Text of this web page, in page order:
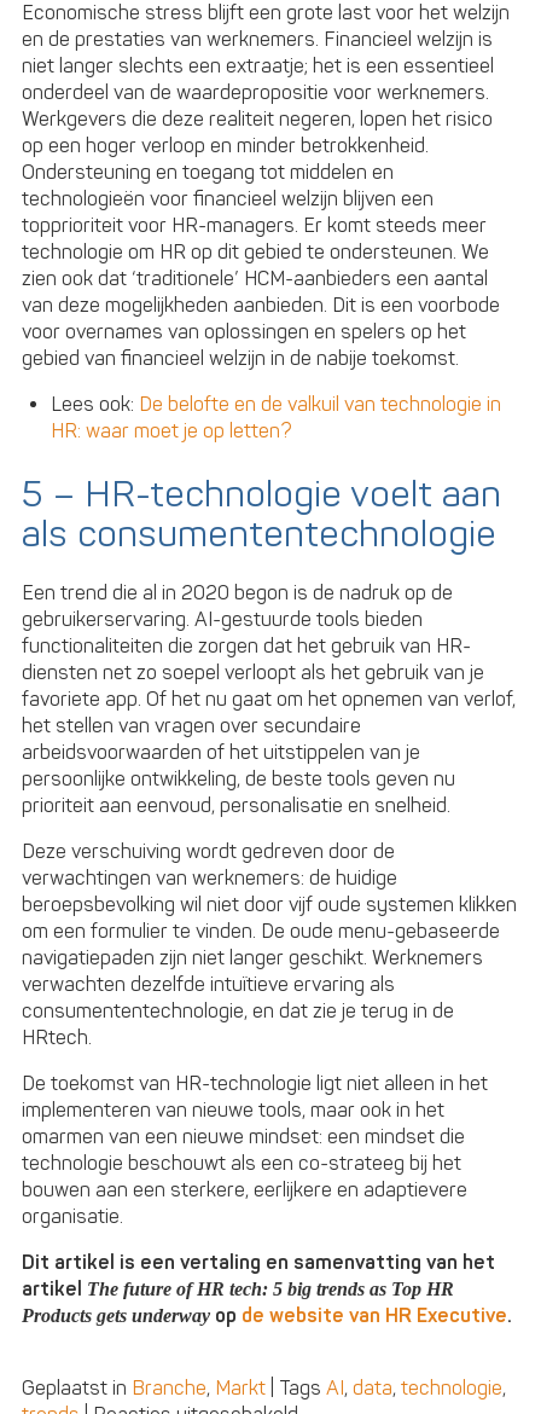
Economische stress blijft een grote last voor het welzijn
en de prestaties van werknemers. Financieel welzijn is
niet langer slechts een extraatje; het is een essentieel
onderdeel van de waardepropositie voor werknemers.
Werkgevers die deze realiteit negeren, lopen het risico
op een hoger verloop en minder betrokkenheid.
Ondersteuning en toegang tot middelen en
technologieën voor financieel welzijn blijven een
topprioriteit voor HR-managers. Er komt steeds meer
technologie om HR op dit gebied te ondersteunen. We
zien ook dat ‘traditionele’ HCM-aanbieders een aantal
van deze mogelijkheden aanbieden. Dit is een voorbode
voor overnames van oplossingen en spelers op het
gebied van financieel welzijn in de nabije toekomst.
Lees ook: De belofte en de valkuil van technologie in
HR: waar moet je op letten?
5 – HR-technologie voelt aan
als consumententechnologie
Een trend die al in 2020 begon is de nadruk op de
gebruikerservaring. AI-gestuurde tools bieden
functionaliteiten die zorgen dat het gebruik van HR-
diensten net zo soepel verloopt als het gebruik van je
favoriete app. Of het nu gaat om het opnemen van verlof,
het stellen van vragen over secundaire
arbeidsvoorwaarden of het uitstippelen van je
persoonlijke ontwikkeling, de beste tools geven nu
prioriteit aan eenvoud, personalisatie en snelheid.
Deze verschuiving wordt gedreven door de
verwachtingen van werknemers: de huidige
beroepsbevolking wil niet door vijf oude systemen klikken
om een ​​formulier te vinden. De oude menu-gebaseerde
navigatiepaden zijn niet langer geschikt. Werknemers
verwachten dezelfde intuïtieve ervaring als
consumententechnologie, en dat zie je terug in de
HRtech.
De toekomst van HR-technologie ligt niet alleen in het
implementeren van nieuwe tools, maar ook in het
omarmen van een nieuwe mindset: een mindset die
technologie beschouwt als een co-strateeg bij het
bouwen aan een sterkere, eerlijkere en adaptievere
organisatie.
Dit artikel is een vertaling en samenvatting van het
artikel The future of HR tech: 5 big trends as Top HR
Products gets underway op de website van HR Executive.
Geplaatst in Branche, Markt Tags AI,data,technologie,